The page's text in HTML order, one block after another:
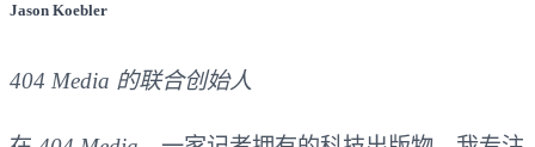
Jason Koebler
404 Media 的联合创始人